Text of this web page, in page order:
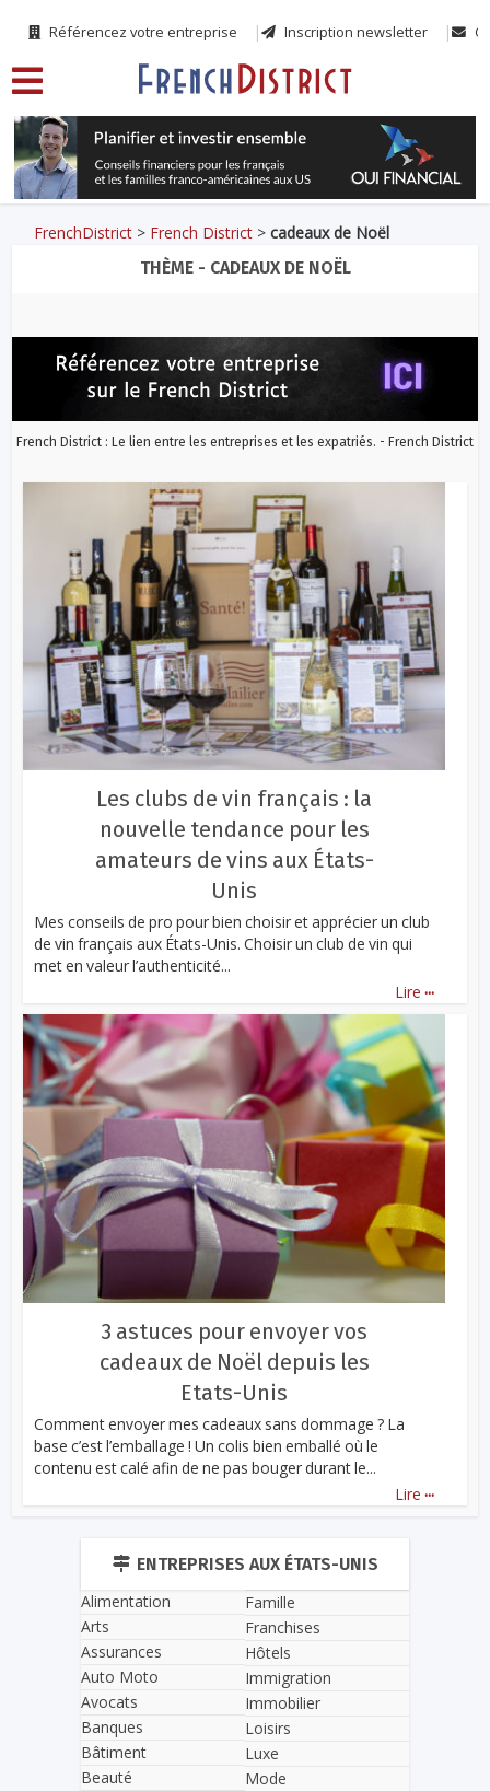
Référencez votre entreprise Inscription newsletter
FrenchDistrict > French District >cadeaux de Noël
THÈME - CADEAUX DE NOËL
French District : Le lien entre les entreprises et les expatriés. - French District
Les clubs de vin français : la
nouvelle tendance pour les
amateurs de vins aux États-
Unis
Mes conseils de pro pour bien choisir et apprécier un club
de vin français aux États-Unis. Choisir un club de vin qui
met en valeur l’authenticité...
Lire ...
3 astuces pour envoyer vos
cadeaux de Noël depuis les
Etats-Unis
Comment envoyer mes cadeaux sans dommage ? La
base c’est l’emballage ! Un colis bien emballé où le
contenu est calé afin de ne pas bouger durant le...
Lire ...
ENTREPRISES AUX ÉTATS-UNIS
Alimentation
Arts
Assurances
Auto Moto
Avocats
Banques
Bâtiment
Beauté
Famille
Franchises
Hôtels
Immigration
Immobilier
Loisirs
Luxe
Mode